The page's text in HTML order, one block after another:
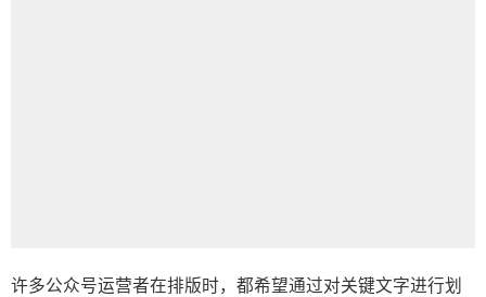
许多公众号运营者在排版时，都希望通过对关键文字进行划